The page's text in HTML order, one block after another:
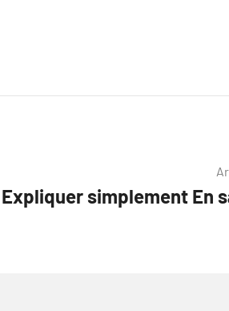
Expliquer simplement En